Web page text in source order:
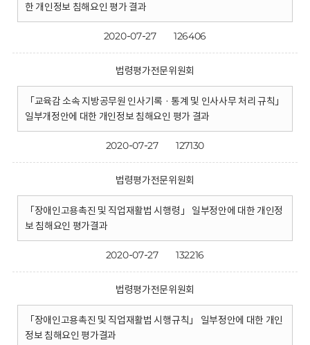
한 개인정보 침해요인 평가 결과
2020-07-27 126406
법령평가전문위원회
「교육감 소속 지방공무원 인사기록 · 통계 및 인사사무 처리 규칙」
일부개정안에 대한 개인정보 침해요인 평가 결과
2020-07-27 127130
법령평가전문위원회
「장애인고용촉진 및 직업재활법 시행령」 일부정안에 대한 개인정
보 침해요인 평가결과
2020-07-27 132216
법령평가전문위원회
「장애인고용촉진 및 직업재활법 시행규칙」 일부정안에 대한 개인
정보 침해요인 평가결과